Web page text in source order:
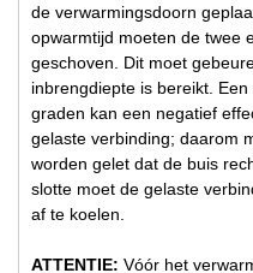
de verwarmingsdoorn
opwarmtijd moeten de twee
geschoven. Dit moet
inbrengdiepte is bereikt.
graden kan een negatief
gelaste verbinding; daarom
worden gelet dat de buis
slotte moet de gelaste
af te koelen.
ATTENTIE: Vóór het